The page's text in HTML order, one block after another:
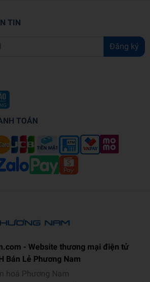
TIN
Đăng ký
TOÁN
- Website thương mại điện tử
Bán Lẻ Phương Nam
hoá Phương Nam